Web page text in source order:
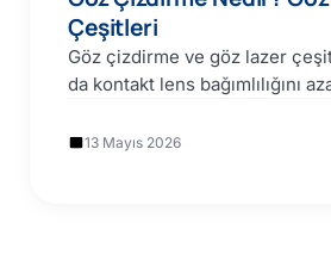
Çeşitleri
Göz çizdirme ve göz lazer
da kontakt lens bağımlılığını
13 Mayıs 2026